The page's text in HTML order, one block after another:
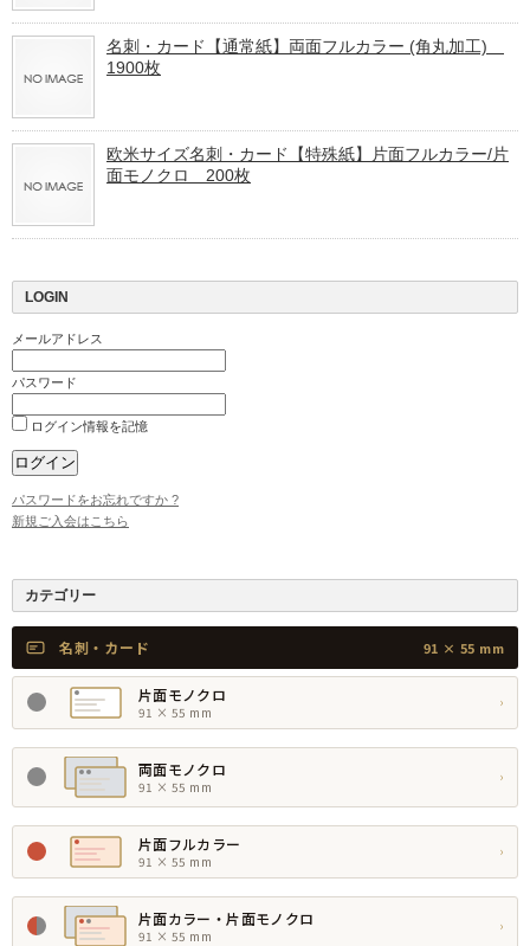
名刺・カード【通常紙】両面フルカラー (角丸加工)
1900枚
欧米サイズ名刺・カード【特殊紙】片面フルカラー/片
面モノクロ 200枚
LOGIN
メールアドレス
パスワード
ログイン情報を記憶
パスワードをお忘れですか ?
新規ご入会はこちら
カテゴリー
名刺・カード 91 × 55 mm
片面モノクロ
91 × 55 mm
›
両面モノクロ
91 × 55 mm
›
片面フルカラー
91 × 55 mm
›
片面カラー・片面モノクロ
91 × 55 mm
›